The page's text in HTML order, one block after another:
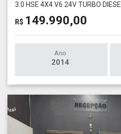
3.0 HSE 4X4 V6 24V TURBO
R$ 149.990,00
Ano
2014